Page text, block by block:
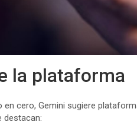
la plataforma
cero, Gemini sugiere
destacan: